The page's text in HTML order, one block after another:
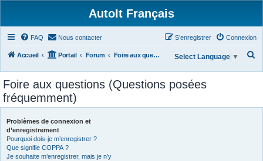
AutoIt Français
FAQ Nous contacter Connexion
S’enregistrer
Accueil Portail Forum Foire aux questions (Questions posées fréquemment) Select Language ▼
Foire aux questions (Questions posées
fréquemment)
Problèmes de connexion et
d’enregistrement
Pourquoi dois-je m’enregistrer ?
Que signifie COPPA ?
Je souhaite m’enregistrer, mais je n’y